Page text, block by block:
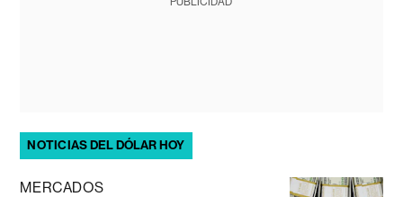
NOTICIAS DEL DÓLAR HOY
MERCADOS